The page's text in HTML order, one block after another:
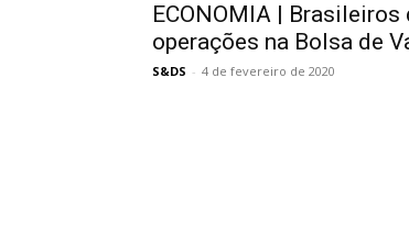
ECONOMIA | Brasileiros
operações na Bolsa de
S&DS - 4 de fevereiro de 2020